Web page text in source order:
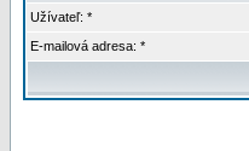
Užívateľ: *
E-mailová adresa: *